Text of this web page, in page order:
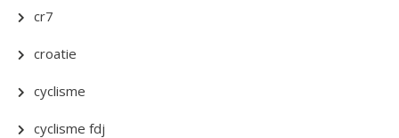
cr7
croatie
cyclisme
cyclisme fdj